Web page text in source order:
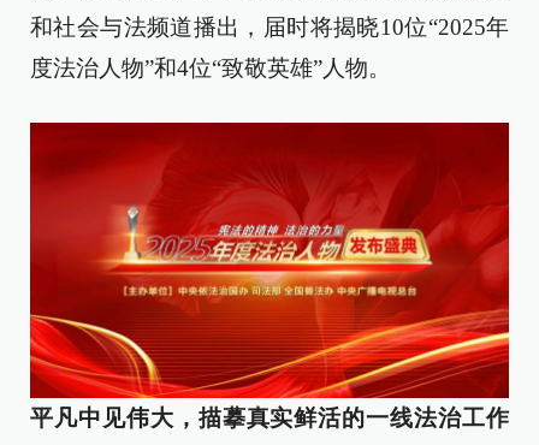
和社会与法频道播出，届时将揭晓10位“2025年
度法治人物”和4位“致敬英雄”人物。
平凡中见伟大，描摹真实鲜活的一线法治工作